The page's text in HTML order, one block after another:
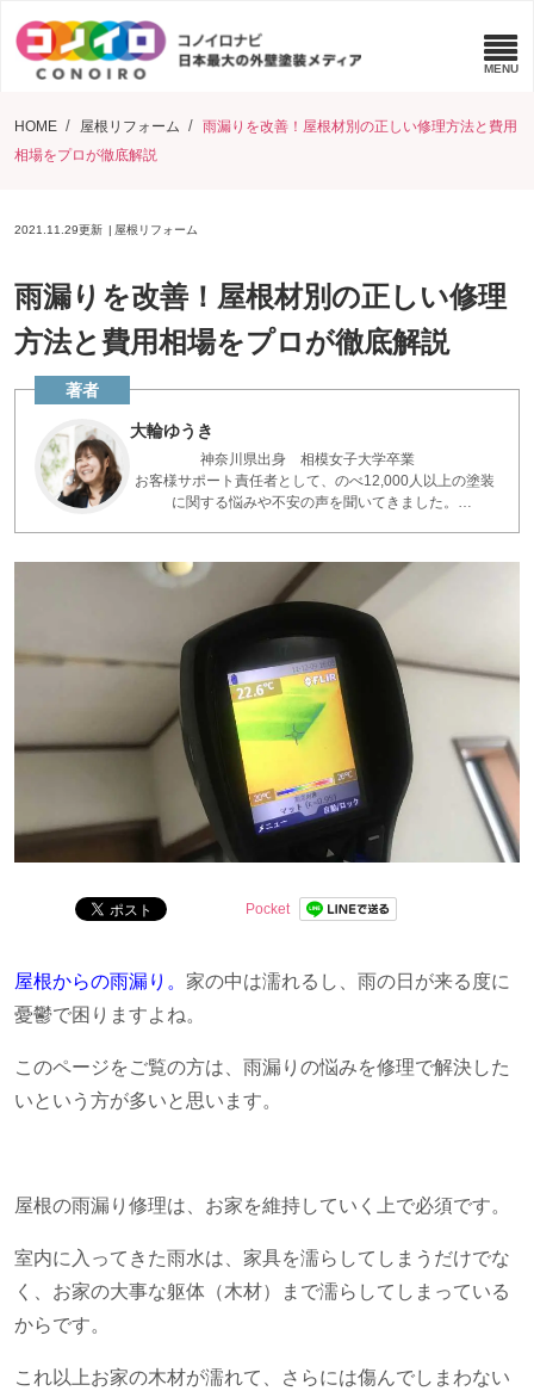
HOME 屋根リフォーム
雨漏りを改善！屋根材別の正しい修理方法と費用
相場をプロが徹底解説
2021.11.29更新 屋根リフォーム
雨漏りを改善！屋根材別の正しい修理
方法と費用相場をプロが徹底解説
大輪ゆうき
神奈川県出身 相模女子大学卒業
お客様サポート責任者として、のべ12,000人以上の塗装
に関する悩みや不安の声を聞いてきました。
Pocket
屋根からの雨漏り。 家の中は濡れるし、雨の日が来る度に
憂鬱で困りますよね。
このページをご覧の方は、雨漏りの悩みを修理で解決した
いという方が多いと思います。
屋根の雨漏り修理は、お家を維持していく上で必須です。
室内に入ってきた雨水は、家具を濡らしてしまうだけでな
く、お家の大事な躯体（木材）まで濡らしてしまっている
からです。
これ以上お家の木材が濡れて、さらには傷んでしまわない